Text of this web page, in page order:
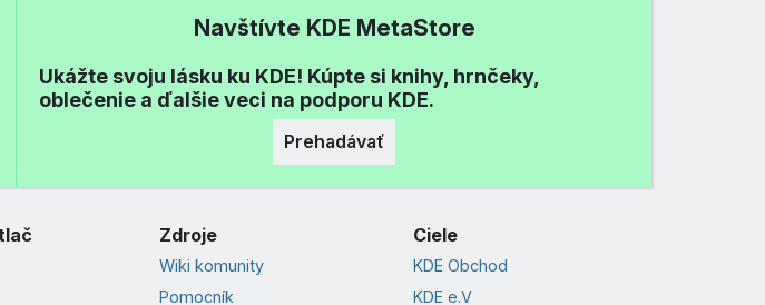
Navštívte KDE MetaStore
Ukážte svoju lásku ku KDE! Kúpte si knihy, hrnčeky,
oblečenie a ďalšie veci na podporu KDE.
Prehadávať
Zdroje
Wiki komunity
Pomocník
Ciele
KDE Obchod
KDE e.V